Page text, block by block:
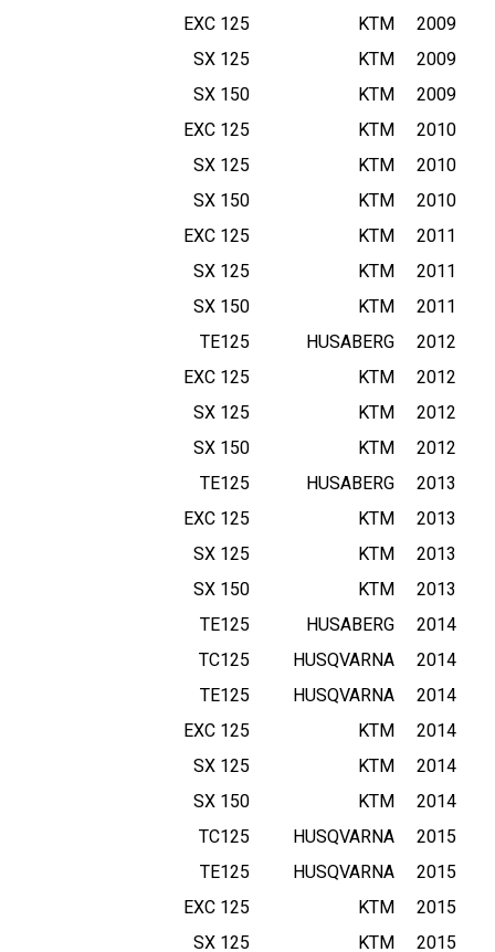
2009
KTM
125 EXC
2009
KTM
125 SX
2009
KTM
150 SX
2010
KTM
125 EXC
2010
KTM
125 SX
2010
KTM
150 SX
2011
KTM
125 EXC
2011
KTM
125 SX
2011
KTM
150 SX
2012
HUSABERG
TE125
2012
KTM
125 EXC
2012
KTM
125 SX
2012
KTM
150 SX
2013
HUSABERG
TE125
2013
KTM
125 EXC
2013
KTM
125 SX
2013
KTM
150 SX
2014
HUSABERG
TE125
2014
HUSQVARNA
TC125
2014
HUSQVARNA
TE125
2014
KTM
125 EXC
2014
KTM
125 SX
2014
KTM
150 SX
2015
HUSQVARNA
TC125
2015
HUSQVARNA
TE125
2015
KTM
125 EXC
2015
KTM
125 SX